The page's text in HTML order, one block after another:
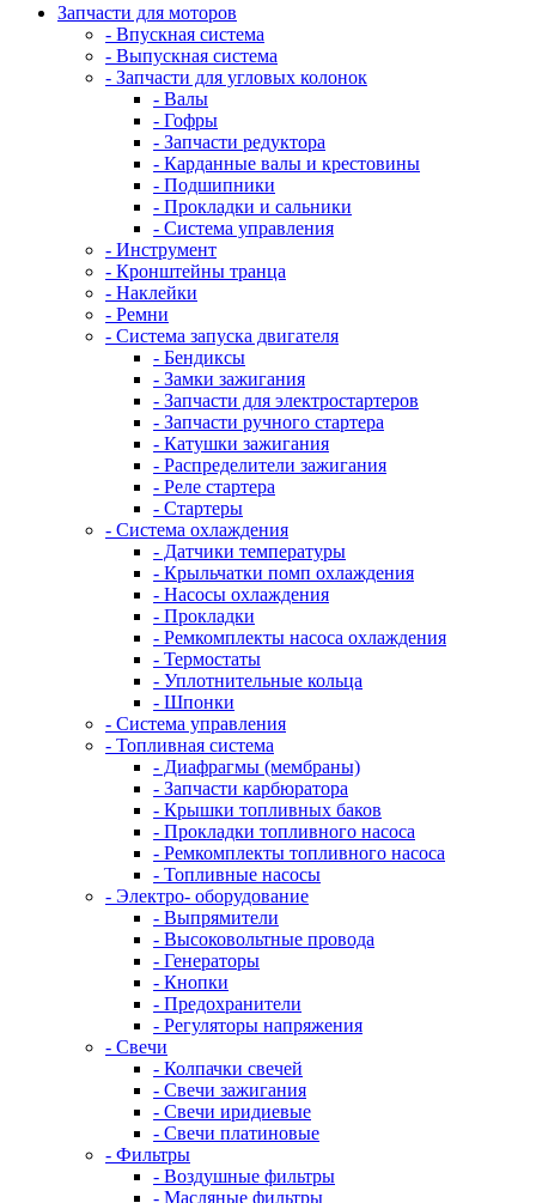
Запчасти для моторов
- Впускная система
- Выпускная система
- Запчасти для угловых колонок
- Валы
- Гофры
- Запчасти редуктора
- Карданные валы и крестовины
- Подшипники
- Прокладки и сальники
- Система управления
- Инструмент
- Кронштейны транца
- Наклейки
- Ремни
- Система запуска двигателя
- Бендиксы
- Замки зажигания
- Запчасти для электростартеров
- Запчасти ручного стартера
- Катушки зажигания
- Распределители зажигания
- Реле стартера
- Стартеры
- Система охлаждения
- Датчики температуры
- Крыльчатки помп охлаждения
- Насосы охлаждения
- Прокладки
- Ремкомплекты насоса охлаждения
- Термостаты
- Уплотнительные кольца
- Шпонки
- Система управления
- Топливная система
- Диафрагмы (мембраны)
- Запчасти карбюратора
- Крышки топливных баков
- Прокладки топливного насоса
- Ремкомплекты топливного насоса
- Топливные насосы
- Электро- оборудование
- Выпрямители
- Высоковольтные провода
- Генераторы
- Кнопки
- Предохранители
- Регуляторы напряжения
- Свечи
- Колпачки свечей
- Свечи зажигания
- Свечи иридиевые
- Свечи платиновые
- Фильтры
- Воздушные фильтры
- Масляные фильтры